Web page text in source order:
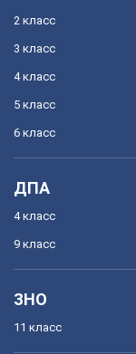
2 класс
3 класс
4 класс
5 класс
6 класс
ДПА
4 класс
9 класс
ЗНО
11 класс